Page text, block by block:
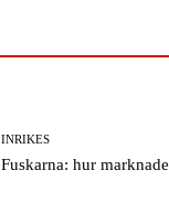
INRIKES
Fuskarna: hur